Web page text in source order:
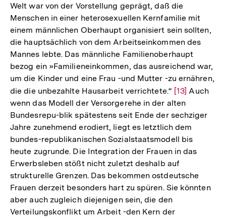
Fußnote
Welt war von der Vorstellung geprägt, daß die
Menschen in einer heterosexuellen Kernfamilie mit
einem männlichen Oberhaupt organisiert sein sollten,
die hauptsächlich von dem Arbeitseinkommen des
Mannes lebte. Das männliche Familienoberhaupt
bezog ein »Familieneinkommen, das ausreichend war,
um die Kinder und eine Frau -und Mutter -zu ernähren,
die die unbezahlte Hausarbeit verrichtete.“ Zur
Auflösung
der
Fußnote
[13] Auch
wenn das Modell der Versorgerehe in der alten
Bundesrepu-blik spätestens seit Ende der sechziger
Jahre zunehmend erodiert, liegt es letztlich dem
bundes-republikanischen Sozialstaatsmodell bis
heute zugrunde. Die Integration der Frauen in das
Erwerbsleben stößt nicht zuletzt deshalb auf
strukturelle Grenzen. Das bekommen ostdeutsche
Frauen derzeit besonders hart zu spüren. Sie könnten
aber auch zugleich diejenigen sein, die den
Verteilungskonflikt um Arbeit -den Kern der